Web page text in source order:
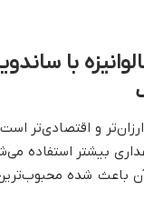
با
ارزان‌تر و اقتصادی‌تر
بیشتر استفاده
باعث شده